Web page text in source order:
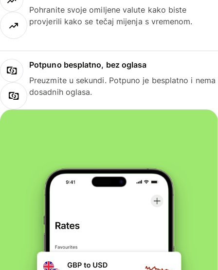
Pohranite svoje omiljene valute kako biste
provjerili kako se tečaj mijenja s vremenom.
Potpuno besplatno, bez oglasa
Preuzmite u sekundi. Potpuno je besplatno i nema
dosadnih oglasa.